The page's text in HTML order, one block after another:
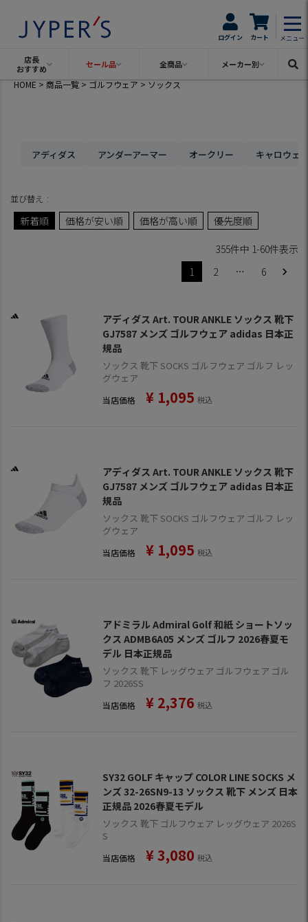
ログイン カート メニュー
店長
おすすめ
セール品 全商品 メーカー別
HOME 商品一覧 ゴルフウェア ソックス
アディダス アンダーアーマー オークリー キャロウェ
並び替え
新着順 価格が安い順 価格が高い順 優先度順
355件中 1-60件表示
1
2 … 6
アディダス Art. TOUR ANKLE ソックス 靴下
GJ7587 メンズ ゴルフウェア adidas 日本正
規品
ソックス 靴下 SOCKS ゴルフウェア ゴルフ レッ
グウェア
当店価格 ¥ 1,095 税込
アディダス Art. TOUR ANKLE ソックス 靴下
GJ7587 メンズ ゴルフウェア adidas 日本正
規品
ソックス 靴下 SOCKS ゴルフウェア ゴルフ レッ
グウェア
当店価格 ¥ 1,095 税込
アドミラル Admiral Golf 和紙 ショートソッ
クス ADMB6A05 メンズ ゴルフ 2026春夏モ
デル 日本正規品
ソックス 靴下 レッグウェア ゴルフウェア ゴル
フ 2026SS
当店価格 ¥ 2,376 税込
SY32 GOLF キャップ COLOR LINE SOCKS メ
ンズ 32-26SN9-13 ソックス 靴下 メンズ 日本
正規品 2026春夏モデル
ソックス 靴下 ゴルフウェア レッグウェア 2026S
S
当店価格 ¥3,080 税込